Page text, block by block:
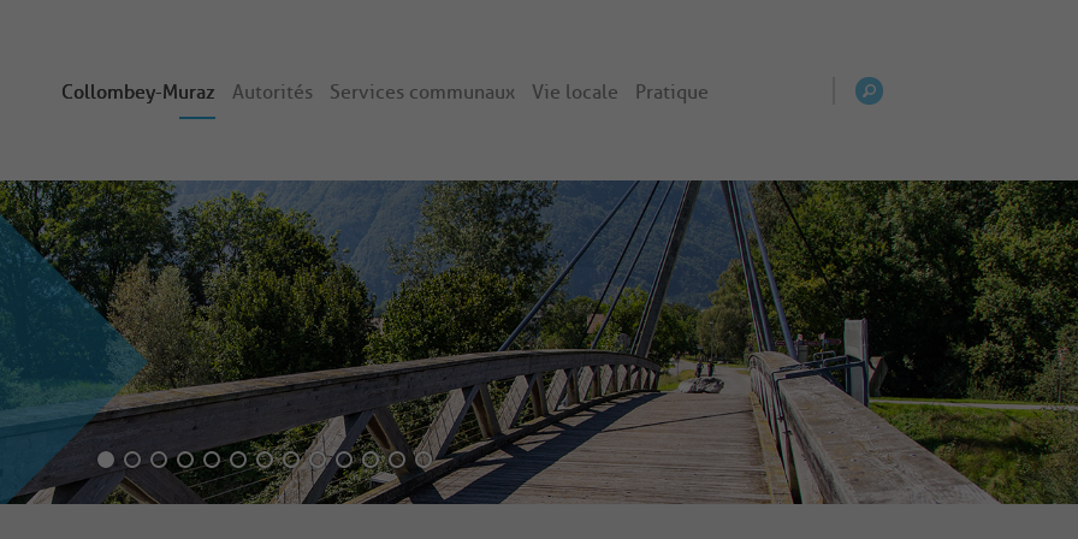
Collombey-Muraz Autorités Services communaux Vie locale Pratique